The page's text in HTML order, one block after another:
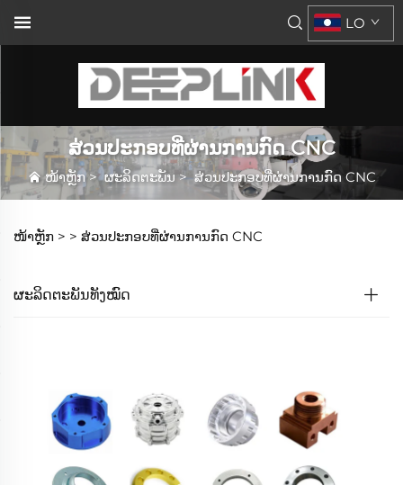
LO
ສ່ວນປະກອບທີ່ຜ່ານການກົດ CNC
ໜ້າຫຼັກ>ຜະລິດຕະພັນ >ສ່ວນປະກອບທີ່ຜ່ານການກົດ CNC
ໜ້າຫຼັກ > > ສ່ວນປະກອບທີ່ຜ່ານການກົດ CNC
ຜະລິດຕະພັນທັງໝົດ